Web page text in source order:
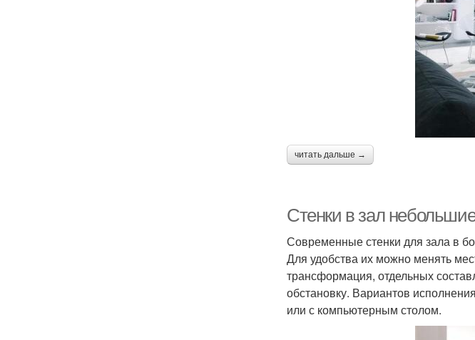
читать дальше →
Стенки в зал
Современные стенки для зала в
Для удобства их можно менять
трансформация, отдельных
обстановку. Вариантов
или с компьютерным столом.